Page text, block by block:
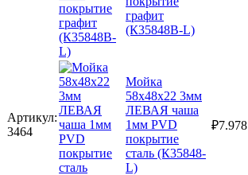
графит
(К35848В-L)
Артикул:
3464
Мойка
58х48х22 3мм
ЛЕВАЯ чаша
1мм PVD
покрытие
сталь (К35848-
L)
₽7.978